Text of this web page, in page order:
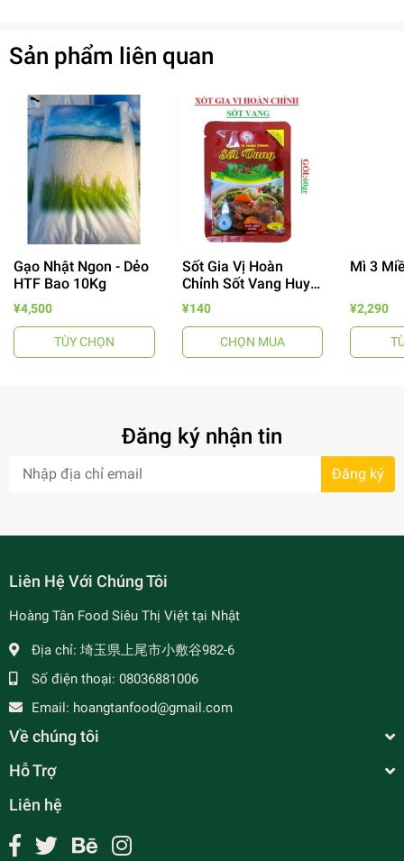
- 64%
- 7%
Sản phẩm liên quan
Gạo Nhật Ngon - Dẻo
HTF Bao 10Kg
¥4,500
TÙY CHỌN
Sốt Gia Vị Hoàn
Chỉnh Sốt Vang Huy
Tuấn
¥140
CHỌN MUA
Mì 3
¥2,290
Đăng ký nhận tin
Đăng ký
Liên Hệ Với Chúng Tôi
Hoàng Tân Food Siêu Thị Việt tại Nhật
Địa chỉ: 埼玉県上尾市小敷谷982-6
Số điện thoại: 08036881006
Email: hoangtanfood@gmail.com
Về chúng tôi
Hỗ Trợ
Liên hệ
undefined